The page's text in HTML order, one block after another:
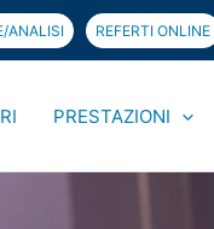
ANALISI REFERTI ONLINE
PRESTAZIONI